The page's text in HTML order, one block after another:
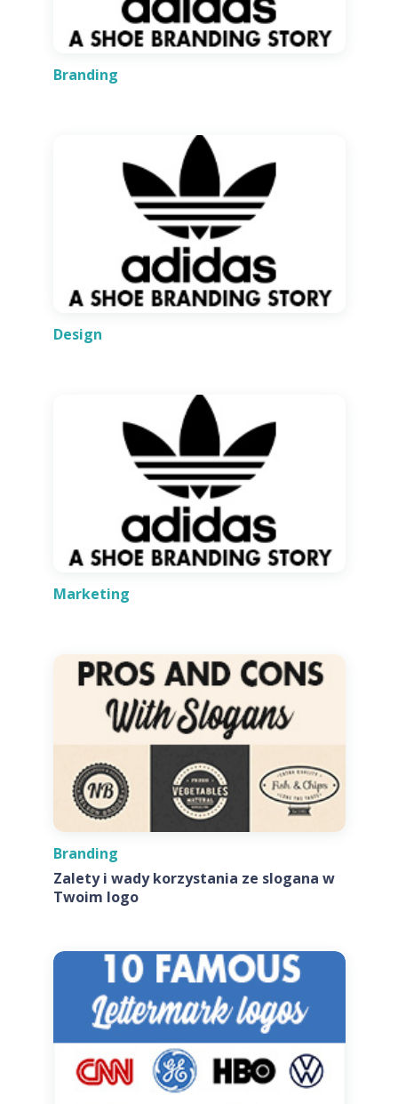
Branding
Design
Marketing
Branding
Zalety i wady korzystania ze slogana w
Twoim logo